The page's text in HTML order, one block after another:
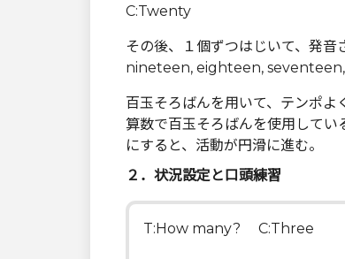
C:Twenty
その後、１個ずつはじいて、発音
nineteen, eighteen,
百玉そろばんを用いて、テンポよ
算数で百玉そろばんを使用してい
にすると、活動が円滑に進む。
２．状況設定と口頭練習
T:How many? C:Three